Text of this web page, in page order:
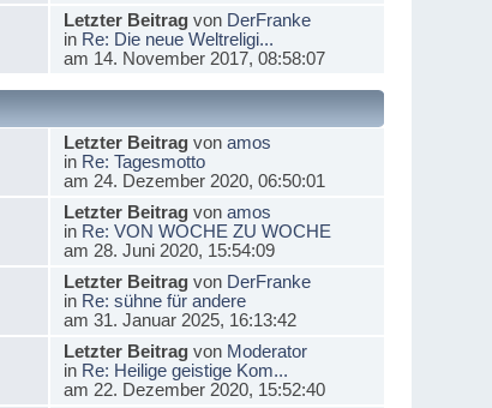
Letzter Beitragvon DerFranke
in Re: Die neue Weltreligi...
am 14. November 2017, 08:58:07
Letzter Beitragvon amos
in Re: Tagesmotto
am 24. Dezember 2020, 06:50:01
Letzter Beitragvon amos
in Re: VON WOCHE ZU WOCHE
am 28. Juni 2020, 15:54:09
Letzter Beitragvon DerFranke
in Re: sühne für andere
am 31. Januar 2025, 16:13:42
Letzter Beitragvon Moderator
in Re: Heilige geistige Kom...
am 22. Dezember 2020, 15:52:40